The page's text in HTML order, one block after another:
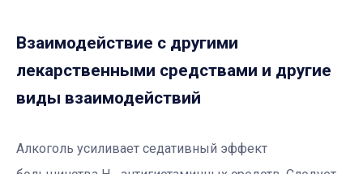
Взаимодействие с другими
лекарственными средствами и другие
виды взаимодействий
Алкоголь усиливает седативный эффект